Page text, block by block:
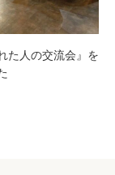
た人の交流会』を